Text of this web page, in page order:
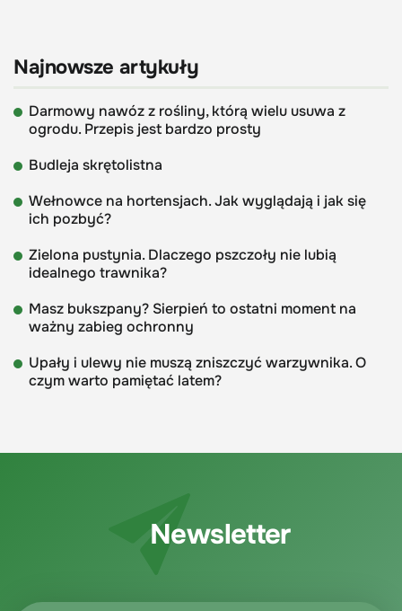
Najnowsze artykuły
Darmowy nawóz z rośliny, którą wielu usuwa z
ogrodu. Przepis jest bardzo prosty
Budleja skrętolistna
Wełnowce na hortensjach. Jak wyglądają i jak się
ich pozbyć?
Zielona pustynia. Dlaczego pszczoły nie lubią
idealnego trawnika?
Masz bukszpany? Sierpień to ostatni moment na
ważny zabieg ochronny
Upały i ulewy nie muszą zniszczyć warzywnika. O
czym warto pamiętać latem?
Newsletter